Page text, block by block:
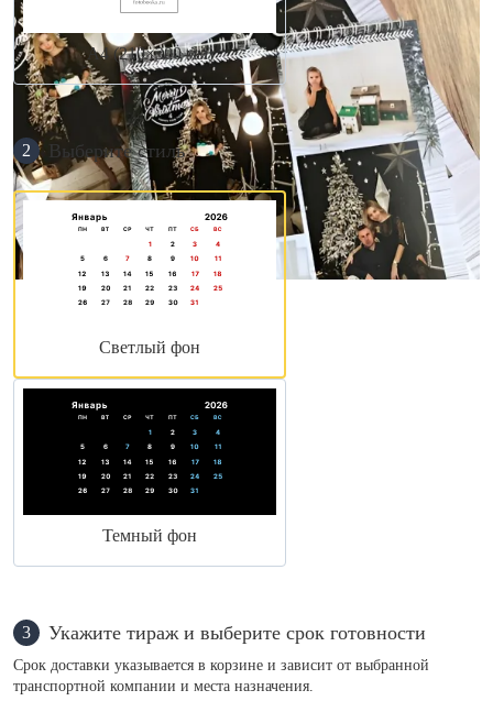
А4 (210×300 мм)
2 Выберите стиль
Светлый фон
Темный фон
3 Укажите тираж и выберите срок готовности
Срок доставки указывается в корзине и зависит от выбранной
транспортной компании и места назначения.